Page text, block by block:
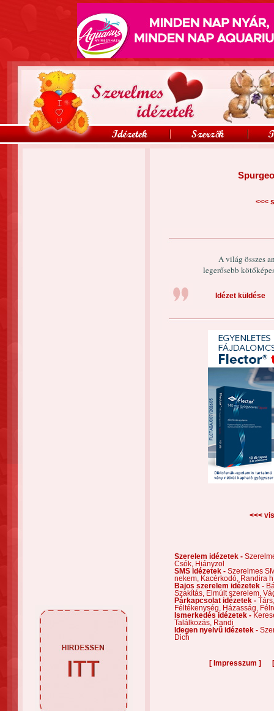
<<<
A világ összes
legerősebb
Idézet küldése
<<<
Szerelem idézetek -
Csók,
Hiányzol
SMS idézetek - Szerelmes
nekem,
Kacérkodó,
Randira
Bajos szerelem idézetek -
Szakítás,
Elmúlt szerelem,
Párkapcsolat idézetek -
Féltékenység,
Házasság,
Ismerkedés idézetek -
Találkozás,
Randi
Idegen nyelvű idézetek -
Dich
[ Impresszum ]